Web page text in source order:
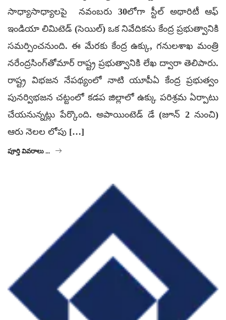
సాధ్యాసాధ్యాలపై నవంబరు 30లోగా స్టీల్‌ అథారిటీ ఆఫ్‌
ఇండియా లిమిటెడ్‌ (సెయిల్‌) ఒక నివేదికను కేంద్ర ప్రభుత్వానికి
సమర్పించనుంది. ఈ మేరకు కేంద్ర ఉక్కు, గనులశాఖ మంత్రి
నరేంద్రసింగ్‌తోమార్‌ రాష్ట్ర ప్రభుత్వానికి లేఖ ద్వారా తెలిపారు.
రాష్ట్ర విభజన నేపథ్యంలో నాటి యూపీఏ కేంద్ర ప్రభుత్వం
పునర్విభజన చట్టంలో కడప జిల్లాలో ఉక్కు పరిశ్రమ ఏర్పాటు
చేయనున్నట్లు పేర్కొంది. అపాయింటెడ్‌ డే (జూన్‌ 2 నుంచి)
ఆరు నెలల లోపు […]
పూర్తి వివరాలు ...